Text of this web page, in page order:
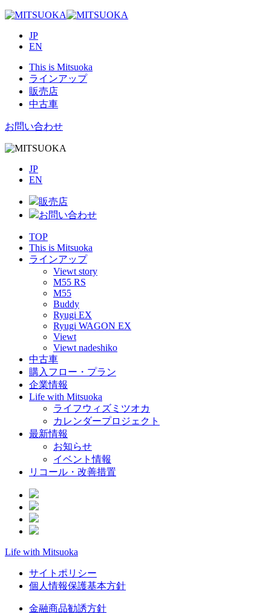
JP
EN
This is Mitsuoka
ラインアップ
販売店
中古車
お問い合わせ
JP
EN
販売店
お問い合わせ
TOP
This is Mitsuoka
ラインアップ
Viewt story
M55 RS
M55
Buddy
Ryugi EX
Ryugi WAGON EX
Viewt
Viewt nadeshiko
中古車
購入フロー・プラン
企業情報
Life with Mitsuoka
ライフウィズミツオカ
カレンダープロジェクト
最新情報
お知らせ
イベント情報
リコール・改善措置
Life with Mitsuoka
サイトポリシー
個人情報保護基本方針
金融商品勧誘方針